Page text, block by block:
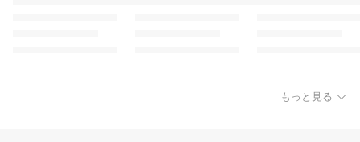
もっと見る